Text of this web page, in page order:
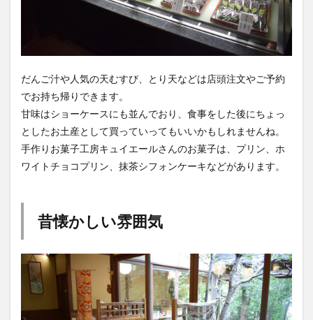
だんご汁や人気の天むすび、とり天などは店頭注文やご予約
甘味はショーケースにも並んでおり、食事をした後にちょっ
としたお土産として買っていってもいいかもしれませんね。
手作りお菓子工房キュイエールさんのお菓子は、プリン、ホ
ワイトチョコプリン、抹茶シフォンケーキなどがあります。